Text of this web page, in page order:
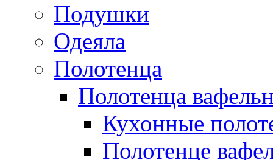
Подушки
Одеяла
Полотенца
Полотенца
Кухонные
Полотенце